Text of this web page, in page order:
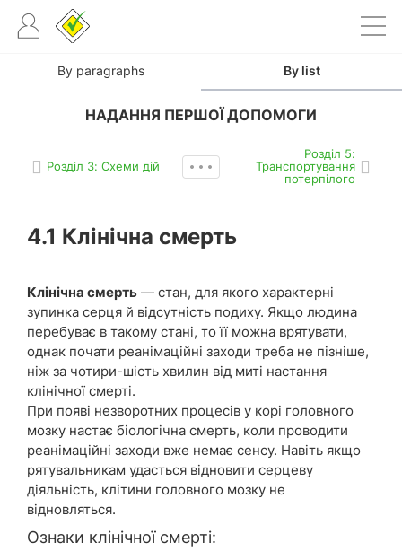
By paragraphs By list
НАДАННЯ ПЕРШОЇ ДОПОМОГИ
Роздiл 3: Схеми дій
Роздiл 5:
Транспортування
потерпілого
4.1 Клінічна смерть
Клінічна смерть — стан, для якого характерні
зупинка серця й відсутність подиху. Якщо людина
перебуває в такому стані, то її можна врятувати,
однак почати реанімаційні заходи треба не пізніше,
ніж за чотири-шість хвилин від миті настання
клінічної смерті.
При появі незворотних процесів у корі головного
мозку настає біологічна смерть, коли проводити
реанімаційні заходи вже немає сенсу. Навіть якщо
рятувальникам удасться відновити серцеву
діяльність, клітини головного мозку не
відновляться.
Ознаки клінічної смерті: